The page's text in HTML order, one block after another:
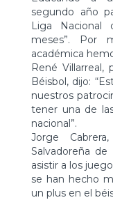
segundo año
Liga
meses”. Por
académica
René
Béisbol, dijo:
nuestros
tener una de
nacional”.
Jorge
Salvadoreña
asistir a los
se han hecho
un plus en el